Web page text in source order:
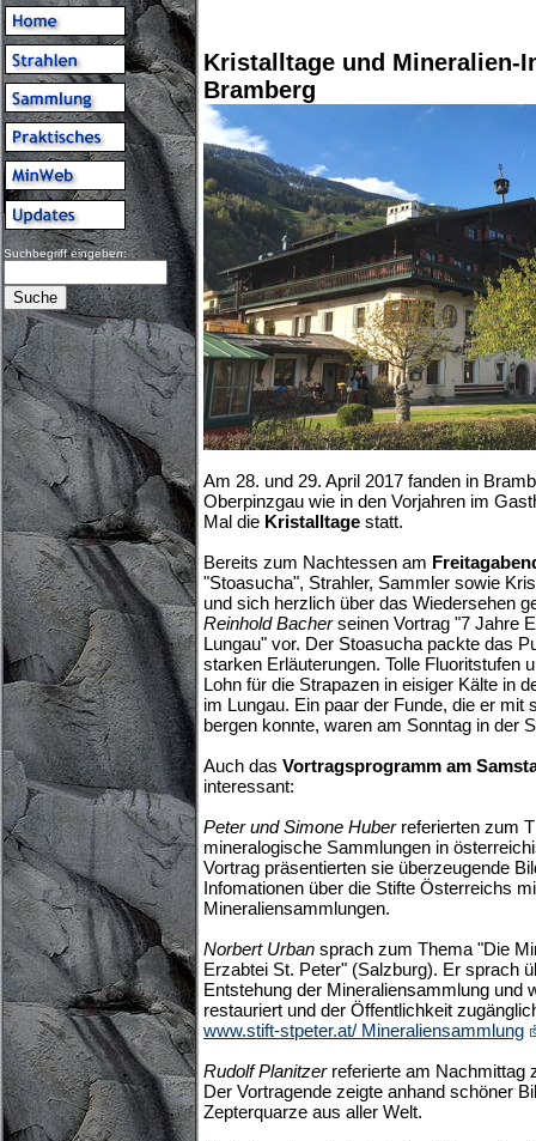
Suchbegriff eingeben:
Kristalltage und Mineralien-
Bramberg
Am 28. und 29. April 2017 fanden in
Oberpinzgau wie in den Vorjahren im
Mal die Kristalltage statt.
Bereits zum Nachtessen am
"Stoasucha", Strahler, Sammler sowie
und sich herzlich über das Wiedersehen
Reinhold Bacherseinen Vortrag "7 Jahre
Lungau" vor. Der Stoasucha packte das
starken Erläuterungen. Tolle Fluoritstufen
Lohn für die Strapazen in eisiger Kälte in
im Lungau. Ein paar der Funde, die er mit
bergen konnte, waren am Sonntag in der
Auch das Vortragsprogramm am
interessant:
Peter und Simone Huberreferierten zum
mineralogische Sammlungen in
Vortrag präsentierten sie überzeugende
Infomationen über die Stifte Österreichs
Mineraliensammlungen.
Norbert Urban sprach zum Thema "Die
Erzabtei St. Peter" (Salzburg). Er sprach
Entstehung der Mineraliensammlung und
restauriert und der Öffentlichkeit
www.stift-stpeter.at/ Mineraliensammlung
Rudolf Planitzerreferierte am Nachmittag
Der Vortragende zeigte anhand schöner
Zepterquarze aus aller Welt.